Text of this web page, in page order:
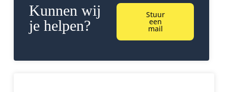
Kunnen wij
je helpen?
Stuur
een
mail